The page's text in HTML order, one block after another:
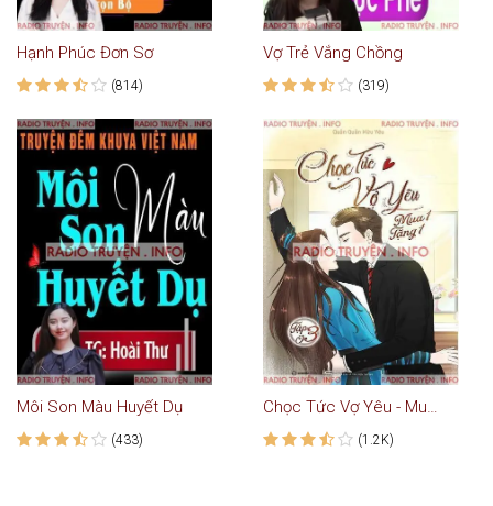
Hạnh Phúc Đơn Sơ
(814)
Vợ Trẻ Vắng Chồng
(319)
Môi Son Màu Huyết Dụ
(433)
Chọc Tức Vợ Yêu - Mua Một Tặng Một
(1.2K)